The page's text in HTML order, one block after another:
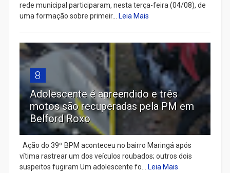
rede municipal participaram, nesta terça-feira (04/08), de
uma formação sobre primeir...
Leia Mais
8
Adolescente é apreendido e três
motos são recuperadas pela PM em
Belford Roxo
Ação do 39º BPM aconteceu no bairro Maringá após
vítima rastrear um dos veículos roubados; outros dois
suspeitos fugiram Um adolescente fo...
Leia Mais